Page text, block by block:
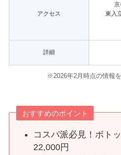
アクセス
東入
詳細
※2026年2月時点の情報
おすすめのポイント
コスパ派必見！ボト
22,000円